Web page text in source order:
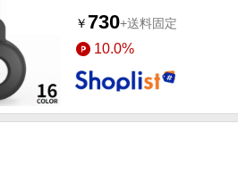
￥ 730+送料固定
10.0%